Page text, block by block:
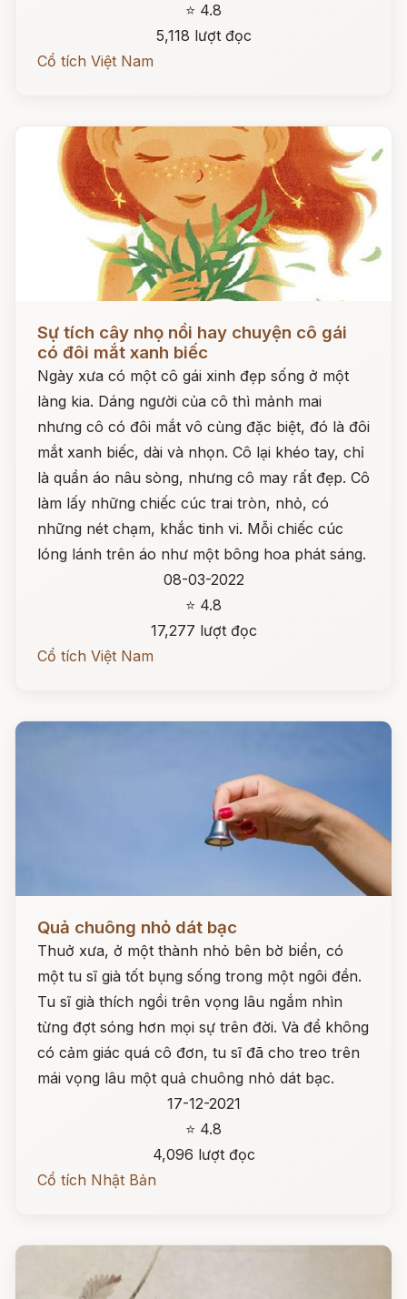
⭐ 4.8
5,118 lượt đọc
Cổ tích Việt Nam
Sự tích cây nhọ nồi hay chuyện cô gái
có đôi mắt xanh biếc
Ngày xưa có một cô gái xinh đẹp sống ở một
làng kia. Dáng người của cô thì mảnh mai
nhưng cô có đôi mắt vô cùng đặc biệt, đó là đôi
mắt xanh biếc, dài và nhọn. Cô lại khéo tay, chỉ
là quần áo nâu sòng, nhưng cô may rất đẹp. Cô
làm lấy những chiếc cúc trai tròn, nhỏ, có
những nét chạm, khắc tinh vi. Mỗi chiếc cúc
lóng lánh trên áo như một bông hoa phát sáng.
08-03-2022
⭐ 4.8
17,277 lượt đọc
Cổ tích Việt Nam
Quả chuông nhỏ dát bạc
Thuở xưa, ở một thành nhỏ bên bờ biển, có
một tu sĩ già tốt bụng sống trong một ngôi đền.
Tu sĩ già thích ngồi trên vọng lâu ngắm nhìn
từng đợt sóng hơn mọi sự trên đời. Và để không
có cảm giác quá cô đơn, tu sĩ đã cho treo trên
mái vọng lâu một quả chuông nhỏ dát bạc.
17-12-2021
⭐ 4.8
4,096 lượt đọc
Cổ tích Nhật Bản